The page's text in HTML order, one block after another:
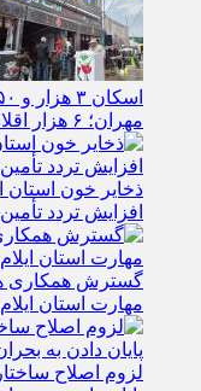
مهران؛ ۶ هزار اقلام فرهنگی در موکب سلام شهید توزیع شد
ذخایر خون استان
افزایش تردد
گسترش همکاری‌
مهارت استان
لزوم اصلاح